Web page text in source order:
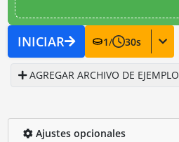
INICIAR 1/ 30s
AGREGAR ARCHIVO DE EJEMPLO
Ajustes opcionales